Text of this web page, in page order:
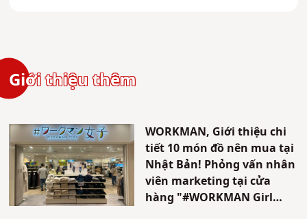
Giới thiệu thêm
WORKMAN, Giới thiệu chi
tiết 10 món đồ nên mua tại
Nhật Bản! Phỏng vấn nhân
viên marketing tại cửa
hàng "#WORKMAN Girl